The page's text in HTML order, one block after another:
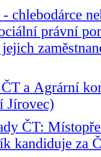
- chlebodárce
právní
a Agrární
Jírovec)
ČT:
kandiduje za